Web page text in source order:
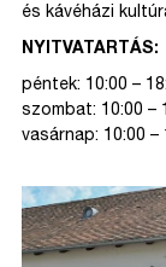
és kávéházi
NYITVATARTÁS:
péntek: 10:00 –
szombat: 10:00 –
vasárnap: 10:00 –